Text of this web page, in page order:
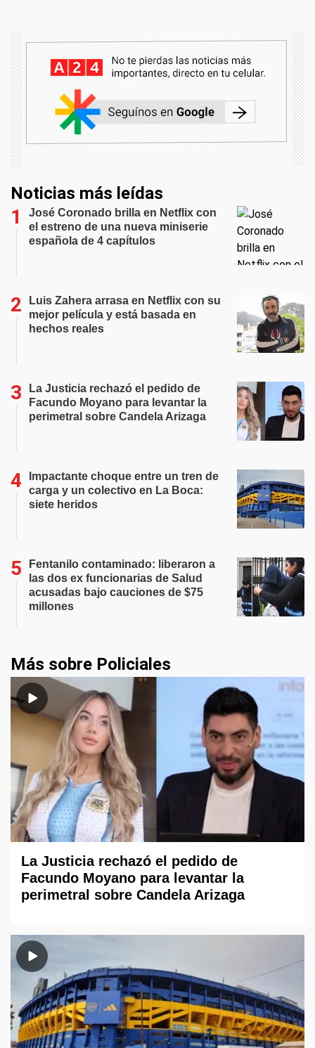
Noticias más leídas
José Coronado brilla en Netflix con
el estreno de una nueva miniserie
española de 4 capítulos
Luis Zahera arrasa en Netflix con su
mejor película y está basada en
hechos reales
La Justicia rechazó el pedido de
Facundo Moyano para levantar la
perimetral sobre Candela Arizaga
Impactante choque entre un tren de
carga y un colectivo en La Boca:
siete heridos
Fentanilo contaminado: liberaron a
las dos ex funcionarias de Salud
acusadas bajo cauciones de $75
millones
Más sobre Policiales
La Justicia rechazó el pedido de
Facundo Moyano para levantar la
perimetral sobre Candela Arizaga